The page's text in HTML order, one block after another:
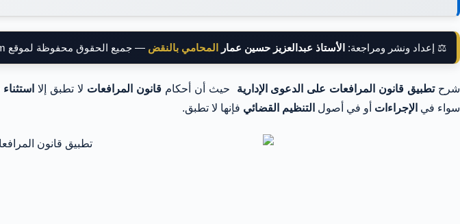
⚖️ إعداد ونشر ومراجعة: الأستاذ عبدالعزيز حسين عمار المحامي بالنقض — جميع الحقوق محفوظة لموقع azizavocate.com.
شرحتطبيق قانون المرافعات على الدعوى الإدارية حيث أن أحكامقانون المرافعات لا تطبق إلا استثناء
سواء في الإجراءات أو في أصول التنظيم القضائي فإنها لا تطبق.